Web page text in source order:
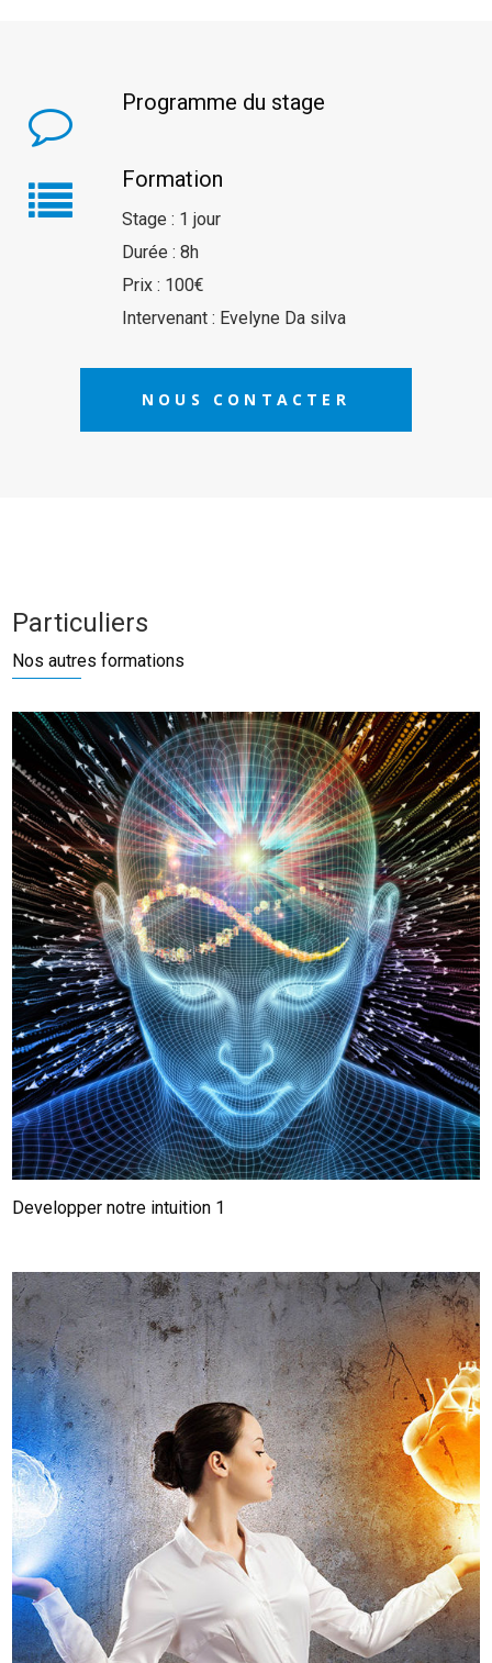
Programme du stage
Formation
Stage : 1 jour
Durée : 8h
Prix : 100€
Intervenant : Evelyne Da silva
NOUS CONTACTER
Particuliers
Nos autres formations
Developper notre intuition 1